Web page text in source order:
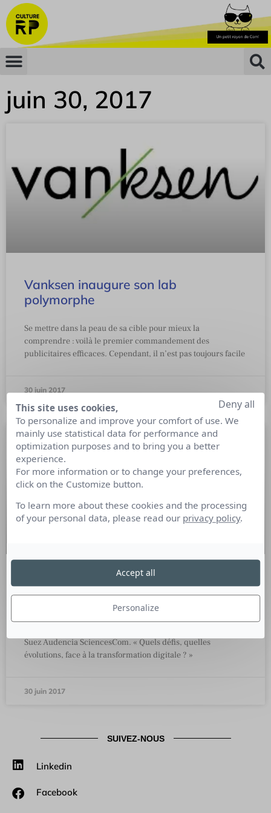
juin 30, 2017
Vanksen inaugure son lab
polymorphe
Se mettre dans la peau de sa cible pour mieux la
comprendre : voilà le premier commandement des
publicitaires efficaces. Cependant, il n’est pas toujours facile
30 juin 2017
Livre blanc, les relations presse en
mutation…
Suez Audencia SciencesCom. « Quels défis, quelles
évolutions, face à la transformation digitale ? »
30 juin 2017
SUIVEZ-NOUS
Linkedin
Facebook
This site uses cookies,
To personalize and improve your comfort of use. We
mainly use statistical data for performance and
optimization purposes and to bring you a better
experience.
For more information or to change your preferences,
click on the Customize button.
To learn more about these cookies and the processing
of your personal data, please read our privacy policy.
Personalize
Deny all
Accept all